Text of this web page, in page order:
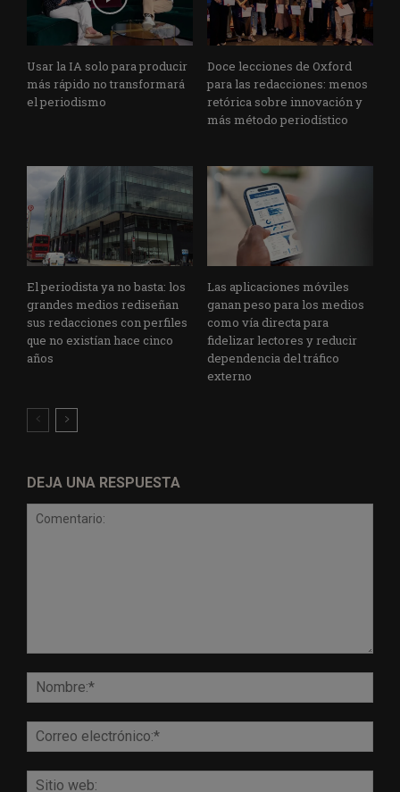
Usar la IA solo para producir
más rápido no transformará
el periodismo
Doce lecciones de Oxford
para las redacciones: menos
retórica sobre innovación y
más método periodístico
El periodista ya no basta: los
grandes medios rediseñan
sus redacciones con perfiles
que no existían hace cinco
años
Las aplicaciones móviles
ganan peso para los medios
como vía directa para
fidelizar lectores y reducir
dependencia del tráfico
externo
DEJA UNA RESPUESTA